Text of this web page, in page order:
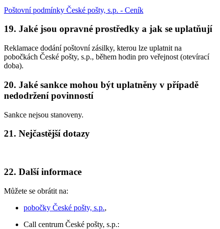
Poštovní podmínky České pošty, s.p. - Ceník
19. Jaké jsou opravné prostředky a jak se uplatňují
Reklamace dodání poštovní zásilky, kterou lze uplatnit na
pobočkách České pošty, s.p., během hodin pro veřejnost (otevírací
doba).
20. Jaké sankce mohou být uplatněny v případě
nedodržení povinností
Sankce nejsou stanoveny.
21. Nejčastější dotazy
22. Další informace
Můžete se obrátit na:
pobočky České pošty, s.p.,
Call centrum České pošty, s.p.: